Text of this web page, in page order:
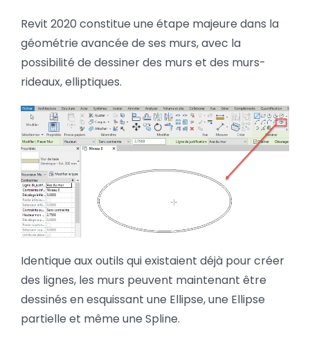
Revit 2020 constitue une étape majeure dans la
géométrie avancée de ses murs, avec la
possibilité de dessiner des murs et des murs-
rideaux, elliptiques.
Identique aux outils qui existaient déjà pour créer
des lignes, les murs peuvent maintenant être
dessinés en esquissant une Ellipse, une Ellipse
partielle et même une Spline.